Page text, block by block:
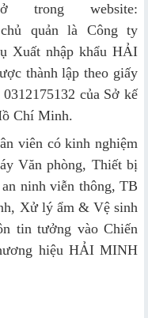
trong website:
quản là Công ty
Xuất nhập khẩu HẢI
thành lập theo giấy
của Sở kế
Chí Minh.
viên có kinh nghiệm
Văn phòng, Thiết bị
ninh viễn thông, TB
Xử lý ẩm & Vệ sinh
tin tưởng vào Chiến
hiệu HẢI MINH